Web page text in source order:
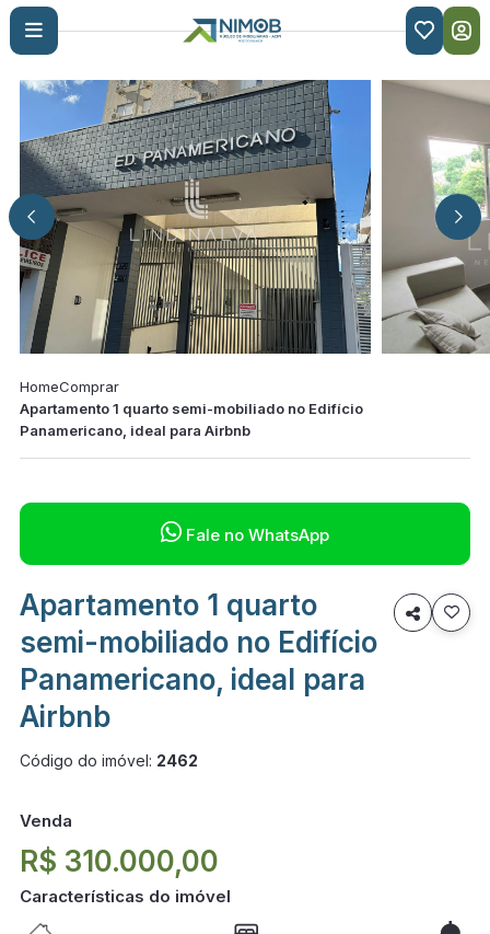

HomeComprar
Apartamento 1 quarto semi-mobiliado no Edifício
Panamericano, ideal para Airbnb
 Fale no WhatsApp
Apartamento 1 quarto
semi-mobiliado no Edifício
Panamericano, ideal para
Airbnb

Código do imóvel: 2462
Venda
R$ 310.000,00
Características do imóvel